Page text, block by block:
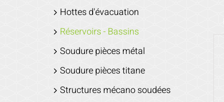
Hottes d'évacuation
Réservoirs - Bassins
Soudure pièces métal
Soudure pièces titane
Structures mécano soudées